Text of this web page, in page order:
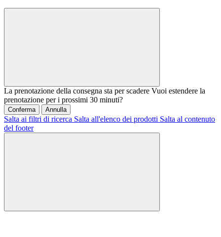
La prenotazione della consegna sta per scadere Vuoi estendere la
prenotazione per i prossimi 30 minuti?
Conferma Annulla
Salta ai filtri di ricerca Salta all'elenco dei prodotti Salta al contenuto
del footer